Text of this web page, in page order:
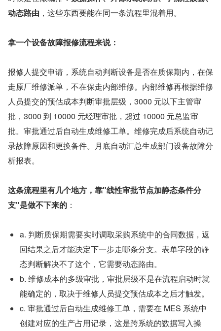
动态路由 ，这些东西要能在同一条流程里混着用。
拿一个设备故障报修流程来说：
报修人提交申请，系统自动判断设备是否在质保期内，在保
走原厂维修派单，不在保走内部维修。内部维修再根据维修
人员提交的预估成本判断审批层级，3000 元以下主管审
批，3000 到 10000 元经理审批，超过 10000 元总监审
批。审批通过后自动生成维修工单。维修完成后系统自动记
录故障原因和更换备件。月底自动汇总生成部门设备故障分
析报表。
这条流程里有几个地方，靠"线性审批节点加静态条件分
支"是做不下来的 ：
a. 判断质保期需要实时调取采购系统中的合同数据，返
回结果之后才能决定下一步走哪条分支。表单字段的静
态判断解决不了这个，它需要动态路由。
b. 维修成本的多级审批，审批层级不是在流程启动时就
能确定的，取决于维修人员提交预估成本之后才触发。
c. 审批通过后自动生成维修工单，需要在 MES 系统中
创建对应的生产占用记录，这是跨系统的数据写入操